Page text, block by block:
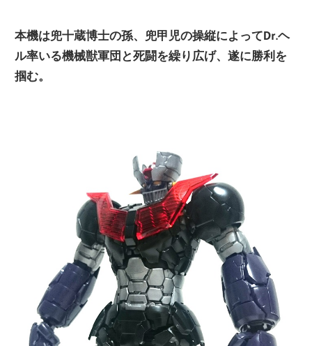
本機は兜十蔵博士の孫、兜甲児の操縦によってDr.ヘ
ル率いる機械獣軍団と死闘を繰り広げ、遂に勝利を
掴む。